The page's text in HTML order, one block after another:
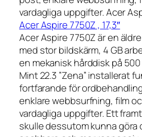
vardagliga uppgifter. Acer
Acer Aspire 7750Z , 17,3″
Acer Aspire 7750Z är en
med stor bildskärm, 4 GB
en mekanisk hårddisk på 500
Mint 22.3 ”Zena” installerat
fortfarande för
enklare webbsurfning, film
vardagliga uppgifter. Ett
skulle dessutom kunna göra